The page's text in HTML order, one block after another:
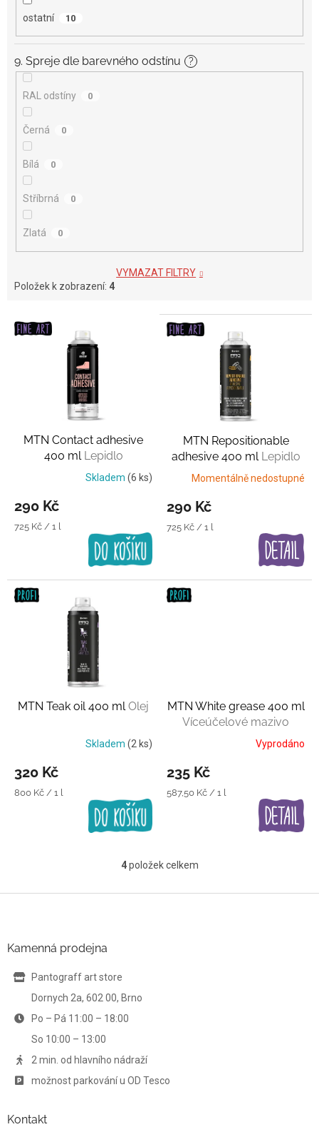
ostatní 10
9. Spreje dle barevného odstínu ?
RAL odstíny 0
Černá 0
Bílá 0
Stříbrná 0
Zlatá 0
VYMAZAT FILTRY
Položek k zobrazení: 4
V
ů
MTN Contact adhesive
400 ml Lepidlo
Skladem (6 ks)
290 Kč
Měrná
725 Kč / 1 l
MTN Repositionable
adhesive 400 ml Lepidlo
Momentálně nedostupné
290 Kč
Měrná
725 Kč / 1 l
MTN Teak oil 400 ml Olej
Skladem (2 ks)
320 Kč
Měrná
800 Kč / 1 l
MTN White grease 400 ml
Víceúčelové mazivo
Vyprodáno
235 Kč
Měrná
587,50 Kč / 1 l
O
l
i
4položek celkem
Kamenná prodejna
Pantograff art store
Dornych 2a, 602 00, Brno
Po – Pá 11:00 – 18:00
So 10:00 – 13:00
2 min. od hlavního nádraží
možnost parkování u OD Tesco
Kontakt